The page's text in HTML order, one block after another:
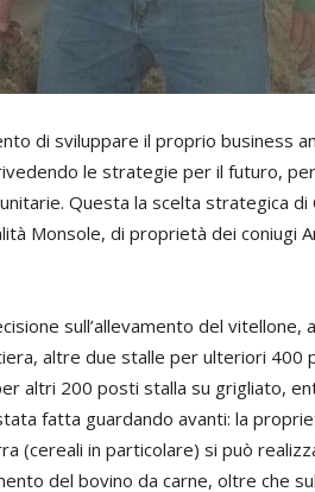
di sviluppare il proprio business
le strategie per il futuro,
Questa la scelta strategica di
Monsole, di proprietà dei coniugi
sull’allevamento del vitellone,
altre due stalle per ulteriori 400
altri 200 posti stalla su grigliato,
fatta guardando avanti: la
(cereali in particolare) si può
del bovino da carne, oltre che